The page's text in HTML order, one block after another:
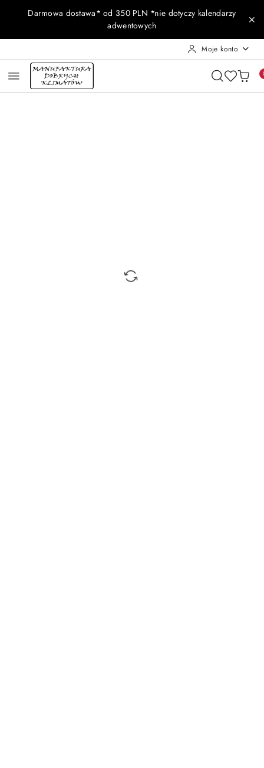
Przejdź do treści głównej
Przejdź do wyszukiwarki
Przejdź do moje konto
Przejdź do menu głównego
Przejdź do opisu produktu
Przejdź do stopki
Darmowa dostawa* od 350 PLN *nie dotyczy kalendarzy
adwentowych
Moje konto